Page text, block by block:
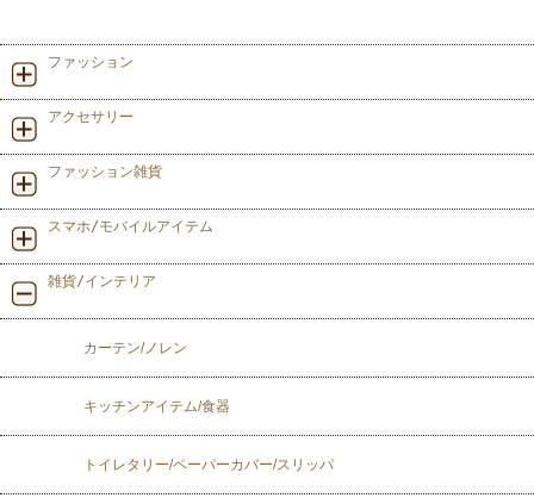
ファッション
アクセサリー
ファッション雑貨
スマホ/モバイルアイテム
雑貨/インテリア
カーテン/ノレン
キッチンアイテム/食器
トイレタリー/ペーパーカバー/スリッパ